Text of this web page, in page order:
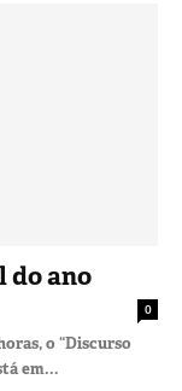
do ano
0
o “Discurso
em...